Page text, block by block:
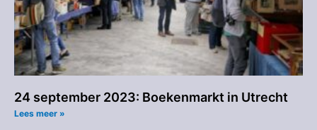
24 september 2023: Boekenmarkt in Utrecht
Lees meer »